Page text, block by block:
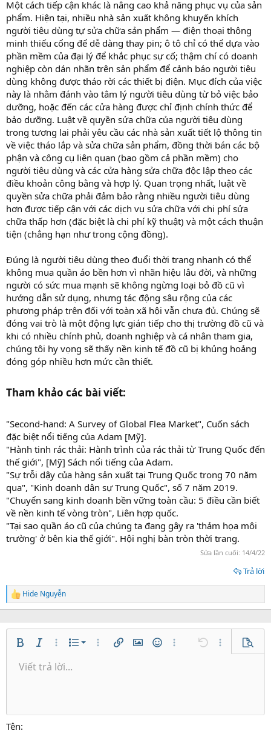
Một cách tiếp cận khác là nâng cao khả năng phục vụ của sản
phẩm. Hiện tại, nhiều nhà sản xuất không khuyến khích
người tiêu dùng tự sửa chữa sản phẩm — điện thoại thông
minh thiếu cổng để dễ dàng thay pin; ô tô chỉ có thể dựa vào
phần mềm của đại lý để khắc phục sự cố; thậm chí có doanh
nghiệp còn dán nhãn trên sản phẩm để cảnh báo người tiêu
dùng không được tháo rời các thiết bị điện. Mục đích của việc
này là nhằm đánh vào tâm lý người tiêu dùng từ bỏ việc bảo
dưỡng, hoặc đến các cửa hàng được chỉ định chính thức để
bảo dưỡng. Luật về quyền sửa chữa của người tiêu dùng
trong tương lai phải yêu cầu các nhà sản xuất tiết lộ thông tin
về việc tháo lắp và sửa chữa sản phẩm, đồng thời bán các bộ
phận và công cụ liên quan (bao gồm cả phần mềm) cho
người tiêu dùng và các cửa hàng sửa chữa độc lập theo các
điều khoản công bằng và hợp lý. Quan trọng nhất, luật về
quyền sửa chữa phải đảm bảo rằng nhiều người tiêu dùng
hơn được tiếp cận với các dịch vụ sửa chữa với chi phí sửa
chữa thấp hơn (đặc biệt là chi phí kỹ thuật) và một cách thuận
tiện (chẳng hạn như trong cộng đồng).
Đúng là người tiêu dùng theo đuổi thời trang nhanh có thể
không mua quần áo bền hơn vì nhãn hiệu lâu đời, và những
người có sức mua mạnh sẽ không ngừng loại bỏ đồ cũ vì
hướng dẫn sử dụng, nhưng tác động sâu rộng của các
phương pháp trên đối với toàn xã hội vẫn chưa đủ. Chúng sẽ
đóng vai trò là một động lực gián tiếp cho thị trường đồ cũ và
khi có nhiều chính phủ, doanh nghiệp và cá nhân tham gia,
chúng tôi hy vọng sẽ thấy nền kinh tế đồ cũ bị khủng hoảng
đóng góp nhiều hơn mức cần thiết.
Tham khảo các bài viết:​
"Second-hand: A Survey of Global Flea Market", Cuốn sách
đặc biệt nổi tiếng của Adam [Mỹ].
"Hành tinh rác thải: Hành trình của rác thải từ Trung Quốc đến
thế giới", [Mỹ] Sách nổi tiếng của Adam.
"Sự trỗi dậy của hàng sản xuất tại Trung Quốc trong 70 năm
qua", "Kinh doanh dân sự Trung Quốc", số 7 năm 2019.
"Chuyển sang kinh doanh bền vững toàn cầu: 5 điều cần biết
về nền kinh tế vòng tròn", Liên hợp quốc.
"Tại sao quần áo cũ của chúng ta đang gây ra 'thảm họa môi
trường' ở bên kia thế giới". Hội nghị bàn tròn thời trang.
Sửa lần cuối: 14/4/22
Trả lời
R
e
c
Hide Nguyễn
Bold In nghiêng
Thêm tùy chọn…
Danh sáchDanh sách có thứ tự
Thêm tùy chọn…
Chèn liên kết
Chèn hình ảnh
Mặt cườiThêm tùy chọn…
Undo Thêm tùy
Xem
Kích thước
9
Màu chữPhông chữ
Căn lề
Căn trái
Paragraph format
Normal
Heading 2
Trích dẫn
MediaInsert tableInsert horizontal line
RedoToggle BB code
Xóa định dạng
Bản thảo
Viết trả lời...
Tên